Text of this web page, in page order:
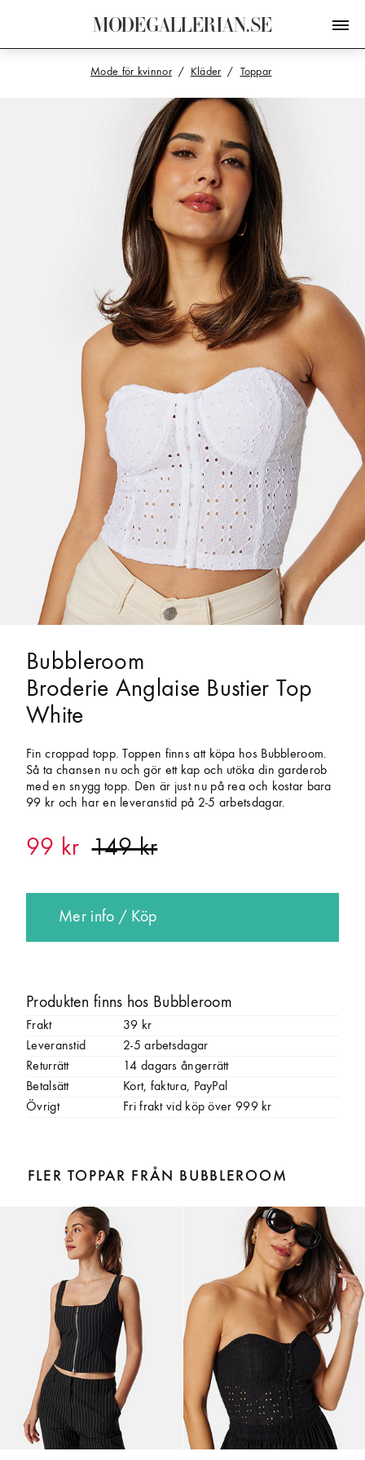
MODEGALLERIAN.SE
Mode för kvinnor Kläder Toppar
Bubbleroom
Broderie Anglaise Bustier Top
White
Fin croppad topp. Toppen finns att köpa hos Bubbleroom.
Så ta chansen nu och gör ett kap och utöka din garderob
med en snygg topp. Den är just nu på rea och kostar bara
99 kr och har en leveranstid på 2-5 arbetsdagar.
99 kr
Mer info / Köp
Produkten finns hos Bubbleroom
Frakt
39 kr
Leveranstid
2-5 arbetsdagar
Returrätt
14 dagars ångerrätt
Betalsätt
Kort, faktura, PayPal
Övrigt
Fri frakt vid köp över 999 kr
FLER TOPPAR FRÅN BUBBLEROOM